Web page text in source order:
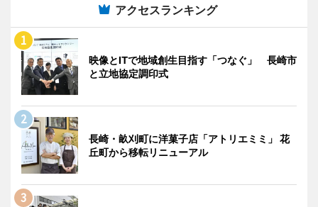
アクセスランキング
映像とITで地域創生目指す「つなぐ」 長崎市
と立地協定調印式
長崎・畝刈町に洋菓子店「アトリエミミ」 花
丘町から移転リニューアル